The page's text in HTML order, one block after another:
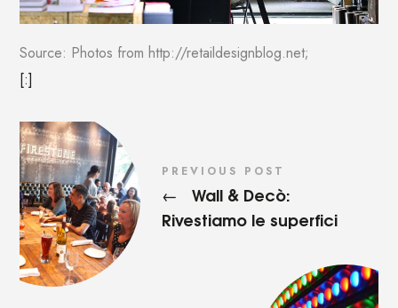
Source: Photos from http://retaildesignblog.net;
[:]
PREVIOUS POST
←
Wall & Decò:
Rivestiamo le superfici